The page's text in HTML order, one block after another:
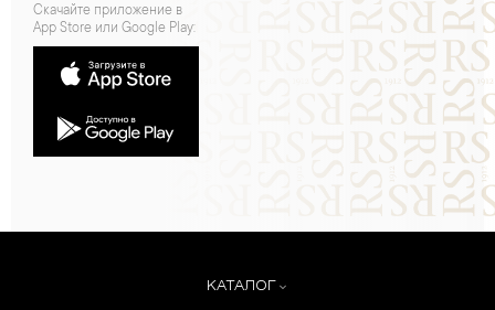
Скачайте приложение в
App Store или Google Play:
КАТАЛОГ